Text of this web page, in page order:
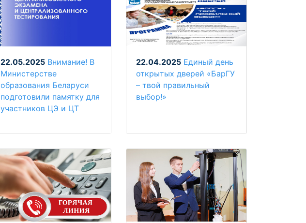
22.05.2025Внимание! В
Министерстве
образования Беларуси
подготовили памятку для
участников ЦЭ и ЦТ
22.04.2025Единый день
открытых дверей «БарГУ
– твой правильный
выбор!»